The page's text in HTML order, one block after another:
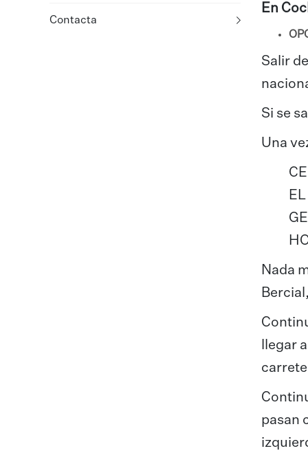
Contacta
En
Salir
Si se
Una
Nada
llegar
pasan